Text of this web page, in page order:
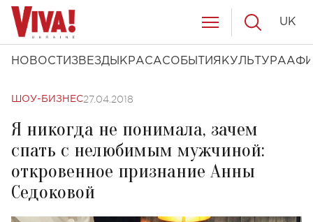
НОВОСТИ ЗВЕЗДЫ КРАСАСОБЫТИЯ КУЛЬТУРА
UK
ШОУ-БИЗНЕС27.04.2018
Я никогда не понимала, зачем
спать с нелюбимым мужчиной:
откровенное признание Анны
Седоковой